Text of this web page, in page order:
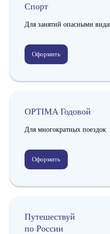
Cпорт
Для занятий опасными
Оформить
OPTIMA Годовой
Для многократных поездок
Оформить
Путешествуй
по России